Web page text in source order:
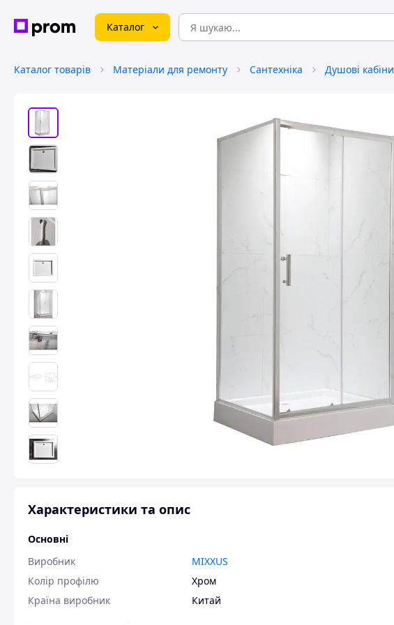
Каталог
Каталог товарів Матеріали для ремонту Сантехніка Душові кабіни
Характеристики та опис
Основні
Виробник
MIXXUS
Колір профілю
Хром
Країна виробник
Китай